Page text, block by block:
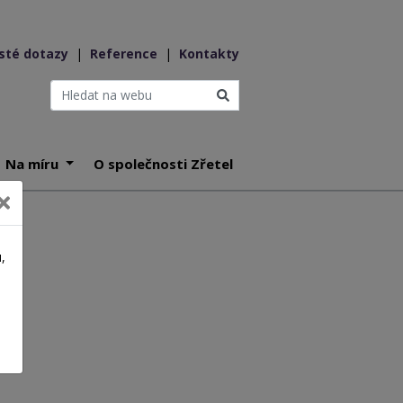
dotazy | Reference | Kontakty
Na míru O společnosti Zřetel